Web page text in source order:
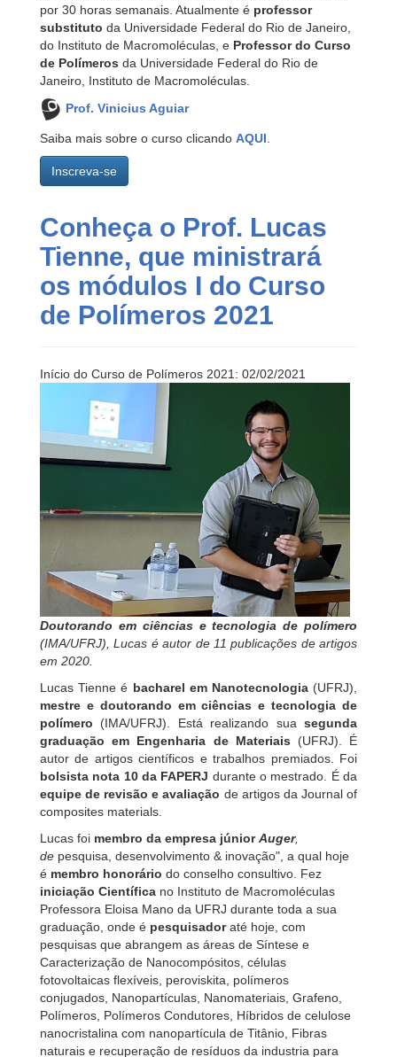
por 30 horas semanais. Atualmente é professor
substituto da Universidade Federal do Rio de Janeiro,
do Instituto de Macromoléculas, e Professor do Curso
de Polímeros da Universidade Federal do Rio de
Janeiro, Instituto de Macromoléculas.
Prof. Vinicius Aguiar
Saiba mais sobre o curso clicando AQUI
Inscreva-se
Conheça o Prof. Lucas
Tienne, que ministrará
os módulos I do Curso
de Polímeros 2021
Início do Curso de Polímeros 2021: 02/02/2021
Doutorando em ciências e tecnologia de polímero
(IMA/UFRJ), Lucas é autor de 11 publicações de artigos
em 2020.
Lucas Tienne é bacharel em Nanotecnologia(UFRJ),
mestre e doutorando em ciências e tecnologia de
polímero (IMA/UFRJ). Está realizando suasegunda
graduação em Engenharia de Materiais (UFRJ). É
autor de artigos científicos e trabalhos premiados. Foi
bolsista nota 10 da FAPERJ durante o mestrado. É da
equipe de revisão e avaliação de artigos da Journal of
composites materials.
Lucas foi membro da empresa júniorAuger,
de pesquisa, desenvolvimento & inovação", a qual hoje
é membro honorário do conselho consultivo. Fez
iniciação Científica no Instituto de Macromoléculas
Professora Eloisa Mano da UFRJ durante toda a sua
graduação, onde é pesquisadoraté hoje, com
pesquisas que abrangem as áreas de Síntese e
Caracterização de Nanocompósitos, células
fotovoltaicas flexíveis, peroviskita, polímeros
conjugados, Nanopartículas, Nanomateriais, Grafeno,
Polímeros, Polímeros Condutores, Híbridos de celulose
nanocristalina com nanopartícula de Titânio, Fibras
naturais e recuperação de resíduos da industria para